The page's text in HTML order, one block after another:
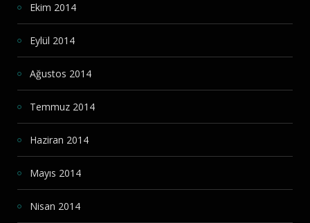
Ekim 2014
Eylül 2014
Ağustos 2014
Temmuz 2014
Haziran 2014
Mayıs 2014
Nisan 2014